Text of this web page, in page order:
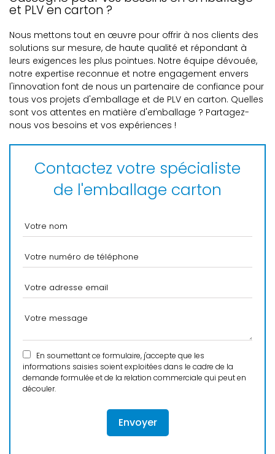
et PLV en carton ?
Nous mettons tout en œuvre pour offrir à nos clients des
solutions sur mesure, de haute qualité et répondant à
leurs exigences les plus pointues. Notre équipe dévouée,
notre expertise reconnue et notre engagement envers
l'innovation font de nous un partenaire de confiance pour
tous vos projets d'emballage et de PLV en carton. Quelles
sont vos attentes en matière d'emballage ? Partagez-
nous vos besoins et vos expériences !
Contactez votre spécialiste
de l'emballage carton
En soumettant ce formulaire, j'accepte que les
informations saisies soient exploitées dans le cadre de la
demande formulée et de la relation commerciale qui peut en
découler.